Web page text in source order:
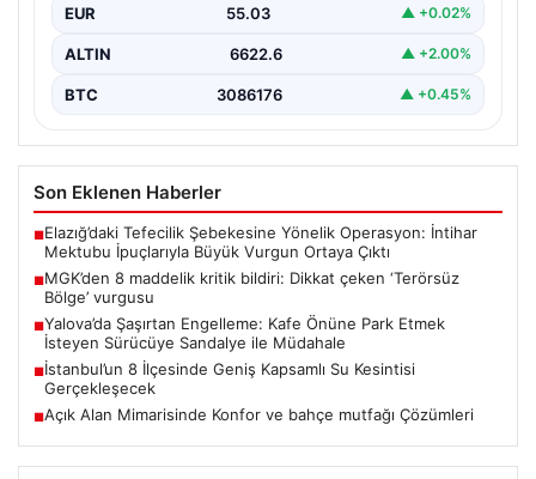
EUR 55.03 ▲ +0.02%
ALTIN 6622.6 ▲ +2.00%
BTC 3086176 ▲ +0.45%
Son Eklenen Haberler
■Elazığ’daki Tefecilik Şebekesine Yönelik Operasyon: İntihar
Mektubu İpuçlarıyla Büyük Vurgun Ortaya Çıktı
■MGK’den 8 maddelik kritik bildiri: Dikkat çeken ‘Terörsüz
Bölge’ vurgusu
■Yalova’da Şaşırtan Engelleme: Kafe Önüne Park Etmek
İsteyen Sürücüye Sandalye ile Müdahale
■İstanbul’un 8 İlçesinde Geniş Kapsamlı Su Kesintisi
Gerçekleşecek
■Açık Alan Mimarisinde Konfor ve bahçe mutfağı Çözümleri